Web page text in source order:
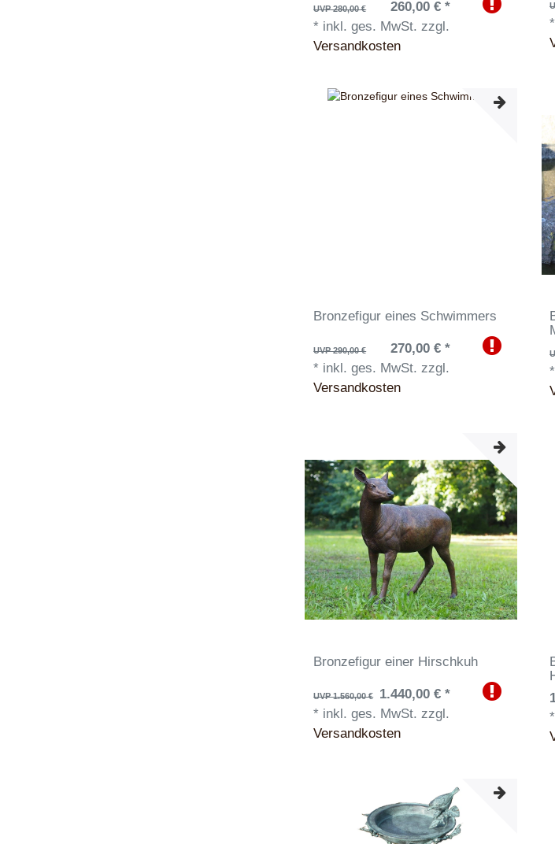
UVP 280,00 €
260,00 € *
* inkl. ges. MwSt. zzgl.
Versandkosten
*
Bronzefigur eines Schwimmers
UVP 290,00 €
270,00 € *
* inkl. ges. MwSt. zzgl.
Versandkosten
*
Bronzefigur einer Hirschkuh
UVP 1.560,00 €
1.440,00 € *
* inkl. ges. MwSt. zzgl.
Versandkosten
*